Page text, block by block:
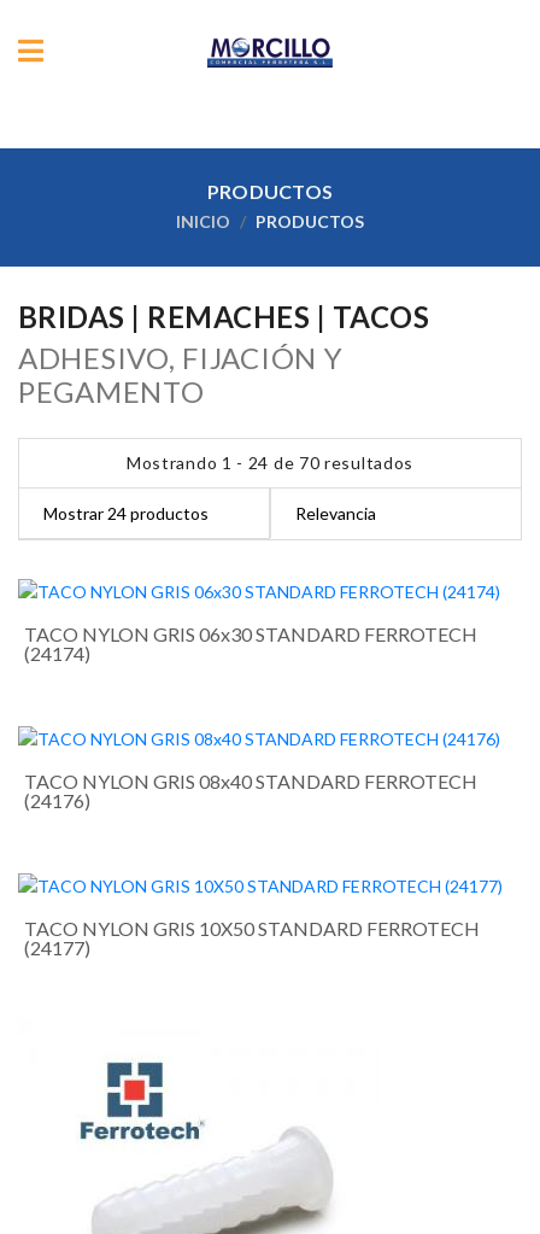
PRODUCTOS
INICIO PRODUCTOS
BRIDAS | REMACHES | TACOS
ADHESIVO, FIJACIÓN Y
PEGAMENTO
Mostrando 1 - 24 de 70 resultados
TACO NYLON GRIS 06x30 STANDARD FERROTECH
(24174)
TACO NYLON GRIS 08x40 STANDARD FERROTECH
(24176)
TACO NYLON GRIS 10X50 STANDARD FERROTECH
(24177)